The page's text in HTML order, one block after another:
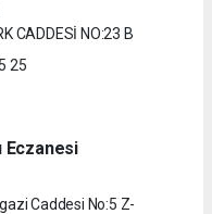
CADDESİ NO:23 B
25
Eczanesi
Caddesi No:5 Z-